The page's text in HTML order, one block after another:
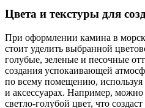
Цвета и текстуры для
При оформлении камина в
стоит уделить выбранной
голубые, зеленые и песочные
создания успокаивающей
по всему помещению, используя
и аксессуарах. Например, можно
светло-голубой цвет, что